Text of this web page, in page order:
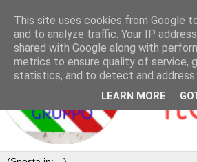
This site uses cookies from Google
and to analyze traffic. Your IP
shared with Google along with
metrics to ensure quality of service,
statistics, and to detect and address
LEARN MORE